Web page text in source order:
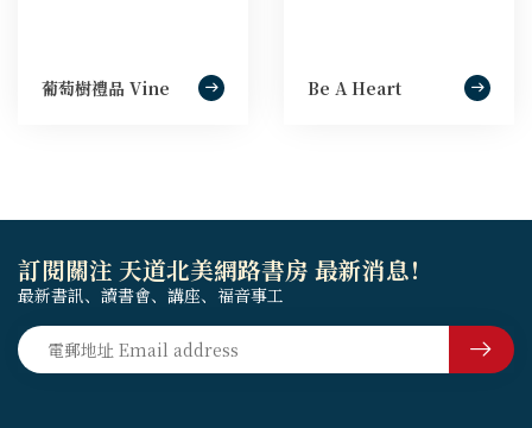
葡萄樹禮品 Vine Be A Heart
訂閱關注 天道北美網路書房 最新消息！
最新書訊、讀書會、講座、福音事工